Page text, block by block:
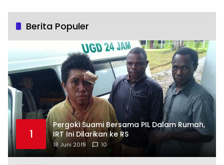
Berita Populer
1
Pergoki Suami Bersama PIL Dalam Rumah,
IRT Ini Dilarikan ke RS
18 Juni 2019 10